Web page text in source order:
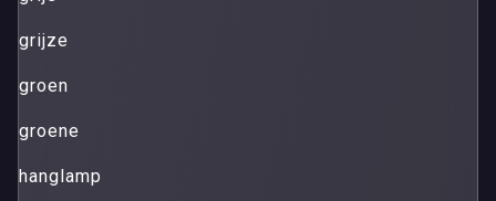
grijze
groen
groene
hanglamp